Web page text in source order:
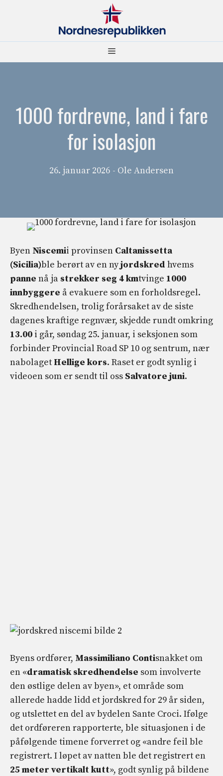
Meny
1000 fordrevne, land i fare
for isolasjon
26. januar 2026 - Ole Andersen
Byen Niscemii provinsen Caltanissetta
(Sicilia)ble berørt av en nyjordskred hvems
panne nå ja strekker seg 4 kmtvinge 1000
innbyggere å evakuere som en forholdsregel.
Skredhendelsen, trolig forårsaket av de siste
dagenes kraftige regnvær, skjedde rundt omkring
13.00 i går, søndag 25. januar, i seksjonen som
forbinder Provincial Road SP 10 og sentrum, nær
nabolaget Hellige kors. Raset er godt synlig i
videoen som er sendt til oss Salvatore juni.
Byens ordfører, Massimiliano Contisnakket om
en «dramatisk skredhendelse som involverte
den østlige delen av byen», et område som
allerede hadde lidd et jordskred for 29 år siden,
og utslettet en del av bydelen Sante Croci. Ifølge
det ordføreren rapporterte, ble situasjonen i de
påfølgende timene forverret og «andre feil ble
registrert. I løpet av natten ble det registrert en
25 meter vertikalt kutt», godt synlig på bildene